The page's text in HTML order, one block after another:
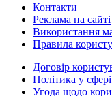
Контакти
Реклама на сайті
Використання
Правила
Договір
Політика у
Угода щодо